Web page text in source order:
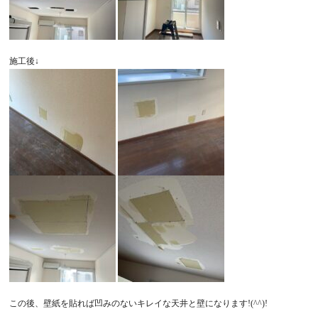
施工後↓
この後、壁紙を貼れば凹みのないキレイな天井と壁になります!(^^)!